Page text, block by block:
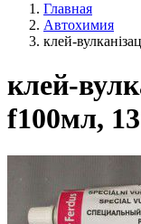
Главная
Автохимия
клей-
клей-
f100мл,